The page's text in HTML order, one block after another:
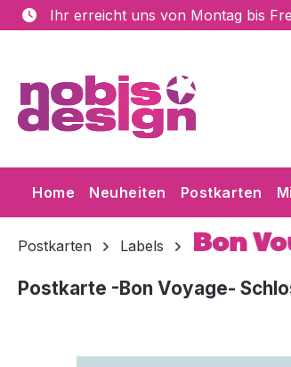
Hauptinhalt springen
Zur Suche springen
Zur Hauptnavigation springen
Ihr erreicht uns von Montag bis
Home Neuheiten Postkarten
Postkarten Labels Bon
Postkarte -Bon Voyage-